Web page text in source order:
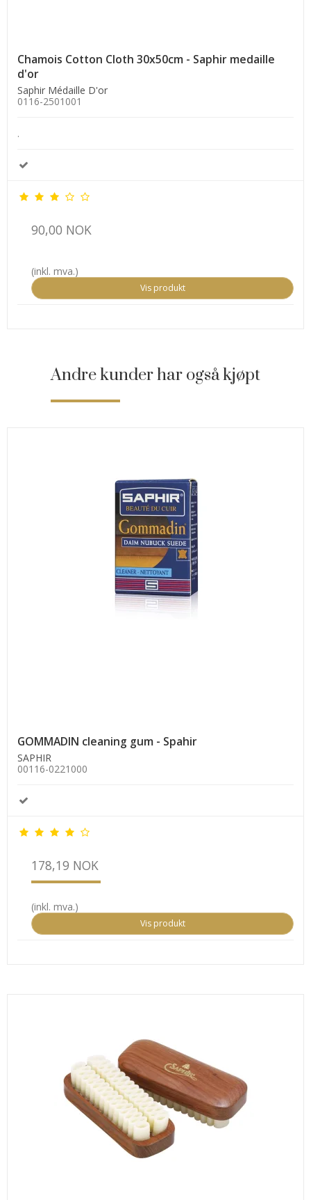
Chamois Cotton Cloth 30x50cm - Saphir medaille
d'or
Saphir Médaille D'or
0116-2501001
.
90,00 NOK
(inkl. mva.)
Vis produkt
Andre kunder har også kjøpt
GOMMADIN cleaning gum - Spahir
SAPHIR
00116-0221000
178,19 NOK
(inkl. mva.)
Vis produkt